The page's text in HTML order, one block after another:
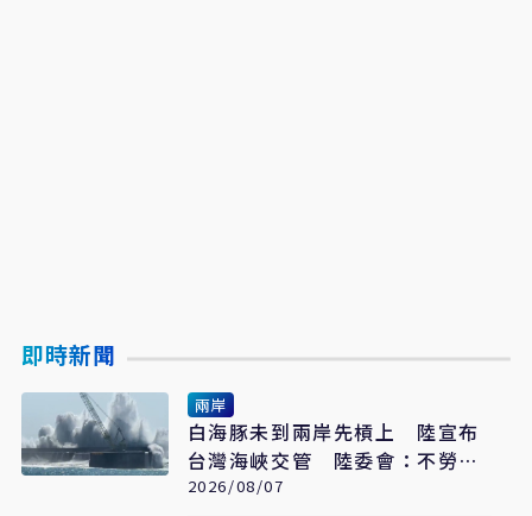
即時新聞
兩岸
白海豚未到兩岸先槓上 陸宣布
台灣海峽交管 陸委會：不勞費
心
2026/08/07